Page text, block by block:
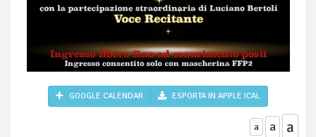
GOOGLE CALENDAR ESPORTA IN APPLE ICAL
a a a